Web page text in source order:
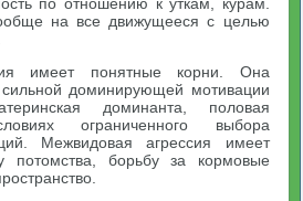
на все движущееся с целью
имеет понятные корни. Она
сильной доминирующей мотивации
доминанта, половая
ограниченного выбора
Межвидовая агрессия имеет
потомства, борьбу за кормовые